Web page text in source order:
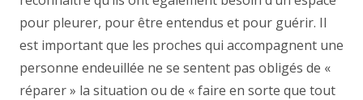
pour pleurer, pour être entendus et pour guérir. Il
est important que les proches qui accompagnent une
personne endeuillée ne se sentent pas obligés de «
réparer » la situation ou de « faire en sorte que tout